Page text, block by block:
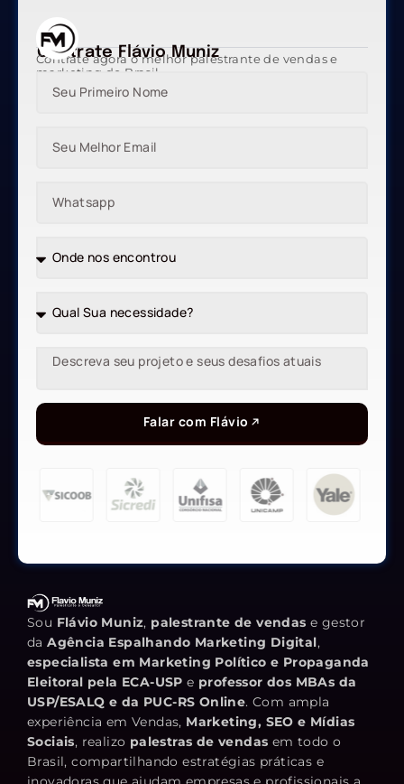
Contrate Flávio Muniz
Contrate agora o melhor palestrante de vendas e
marketing do Brasil
Falar com Flávio
Sou Flávio Muniz, palestrante de vendas e gestor
daAgência Espalhando Marketing Digital,
especialista em Marketing Político e Propaganda
Eleitoral pela ECA-USP e professor dos MBAs da
USP/ESALQ e da PUC-RS Online. Com ampla
experiência em Vendas, Marketing, SEO e Mídias
Sociais, realizo palestras de vendas em todo o
Brasil, compartilhando estratégias práticas e